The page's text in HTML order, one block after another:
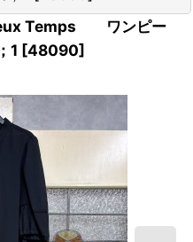
Temps ワンピー
1 [48090]